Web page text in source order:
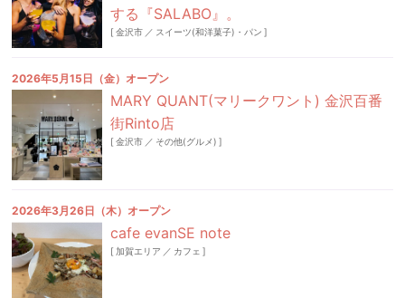
する『SALABO』。
[金沢市 ／ スイーツ(和洋菓子)・パン ]
2026年5月15日（金）オープン
MARY QUANT(マリークワント) 金沢百番
街Rinto店
[金沢市 ／ その他(グルメ) ]
2026年3月26日（木）オープン
cafe evanSE note
[ 加賀エリア ／ カフェ ]